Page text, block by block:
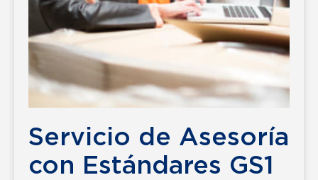
Servicio de Asesoría
con Estándares GS1